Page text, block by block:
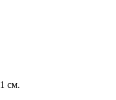
см.